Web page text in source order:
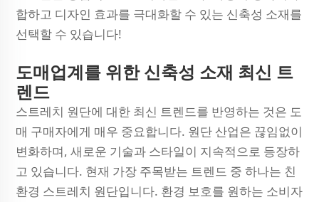
합하고 디자인 효과를 극대화할 수 있는 신축성 소재를
선택할 수 있습니다!
도매업계를 위한 신축성 소재 최신 트
렌드
스트레치 원단에 대한 최신 트렌드를 반영하는 것은 도
매 구매자에게 매우 중요합니다. 원단 산업은 끊임없이
변화하며, 새로운 기술과 스타일이 지속적으로 등장하
고 있습니다. 현재 가장 주목받는 트렌드 중 하나는 친
환경 스트레치 원단입니다. 환경 보호를 원하는 소비자